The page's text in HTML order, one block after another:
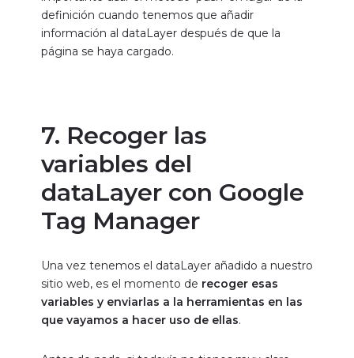
dataLayer con Google
Tag Manager
Una vez tenemos el dataLayer añadido a nuestro
sitio web, es el momento de
que vayamos a hacer uso de ellas.
Antes de nada, si todavía no tienes muy claro
qué es Google Tag Manager, te recomiendo que
mega tutorial.